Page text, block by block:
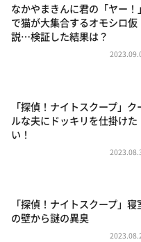
news おかえり
河合＆A.B.C-Z塚田×
（news おかえり）
朝だ！生です旅サラダ
教えて！ニュースラ
ポツンと一軒家
ザキ山小屋本館
なかやまきんに君の「ヤー！」
で猫が大集合するオモシロ仮
説…検証した結果は？
「探偵！ナイトスクープ」ク
ルな夫にドッキリを仕掛けた
い！
「探偵！ナイトスクープ」寝
の壁から謎の異臭